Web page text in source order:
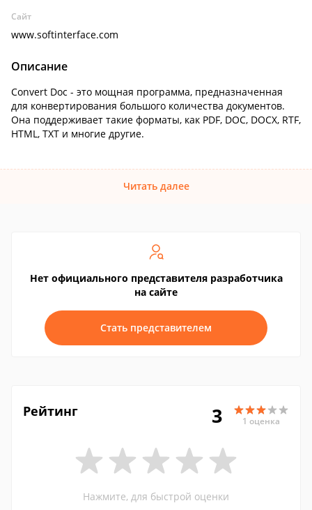
Сайт
www.softinterface.com
Описание
Convert Doc - это мощная программа, предназначенная
для конвертирования большого количества документов.
Она поддерживает такие форматы, как PDF, DOC, DOCX, RTF,
HTML, TXT и многие другие.
Читать далее
Нет официального представителя разработчика
на сайте
Стать представителем
Рейтинг 3 1 оценка
Нажмите, для быстрой оценки